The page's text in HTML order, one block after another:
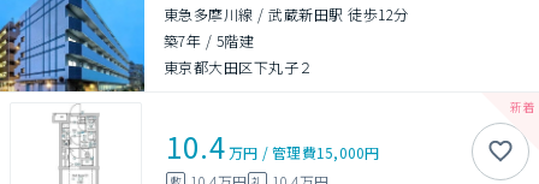
東急多摩川線 / 武蔵新田駅 徒歩12分
築7年 / 5階建
東京都大田区下丸子２
10.4万円 /管理費15,000円
敷 礼